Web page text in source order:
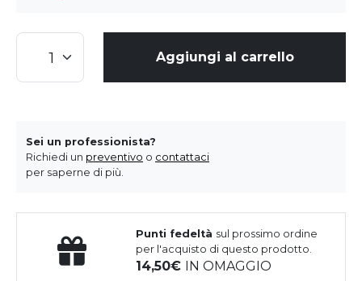
Aggiungi al carrello
Sei un professionista?
Richiedi un preventivo o contattaci
per saperne di più.
Punti fedeltà sul prossimo ordine
per l'acquisto di questo prodotto.
14,50 IN OMAGGIO